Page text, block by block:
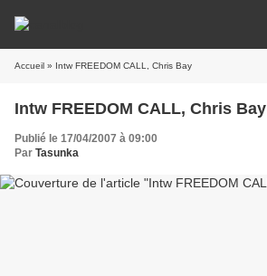
Accueil » Intw FREEDOM CALL, Chris Bay
Intw FREEDOM CALL, Chris Bay
Publié le 17/04/2007 à 09:00
Par Tasunka